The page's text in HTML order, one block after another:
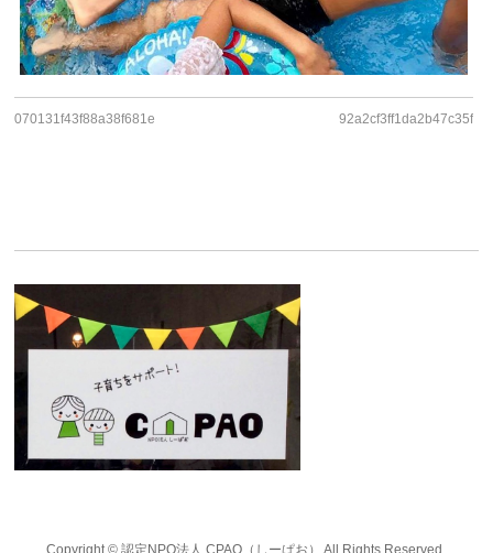
070131f43f88a38f681e 92a2cf3ff1da2b47c35f
Copyright ©認定NPO法人 CPAO（しーぱお） All Rights Reserved.